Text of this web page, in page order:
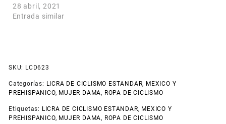
28 abril, 2021
Entrada similar
SKU: LCD623
Categorías: LICRA DE CICLISMO ESTANDAR, MEXICO Y
PREHISPANICO, MUJER DAMA, ROPA DE CICLISMO
Etiquetas: LICRA DE CICLISMO ESTANDAR, MEXICO Y
PREHISPANICO, MUJER DAMA, ROPA DE CICLISMO